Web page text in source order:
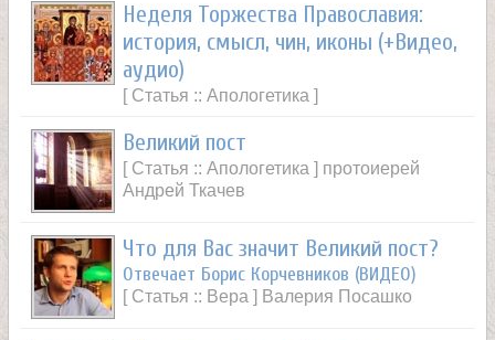
Неделя Торжества Православия:
история, смысл, чин, иконы (+Видео,
аудио)
[ Статья :: Апологетика ]
Великий пост
[ Статья :: Апологетика ] протоиерей
Андрей Ткачев
Что для Вас значит Великий пост?
Отвечает Борис Корчевников (ВИДЕО)
[ Статья :: Вера ] Валерия Посашко